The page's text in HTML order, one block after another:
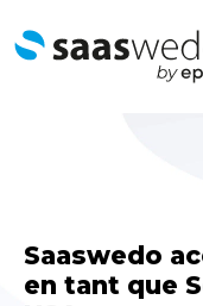
Saaswedo
en tant que